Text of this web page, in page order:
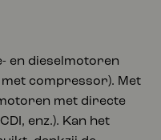
en dieselmotoren
compressor). Met
met directe
enz.). Kan het